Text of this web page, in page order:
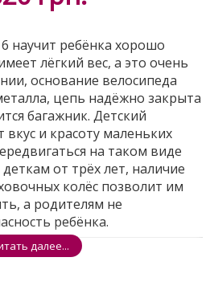
научит ребёнка хорошо
лёгкий вес, а это очень
основание велосипеда
цепь надёжно закрыта
багажник. Детский
и красоту маленьких
на таком виде
от трёх лет, наличие
колёс позволит им
а родителям не
ребёнка.
далее...